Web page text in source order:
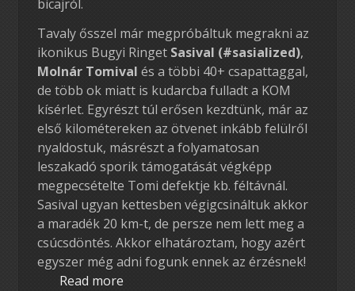
bicajról.
Tavaly ősszel már megpróbáltuk megrakni az
ikonikus Bugyi Ringet Sasival (#sasialized),
Molnár Tomival és a többi 40+ csapattaggal,
de több ok miatt is kudarcba fulladt a KOM
kísérlet. Egyrészt túl erősen kezdtünk, már az
első kilométereken az ötvenet inkább felülről
nyaldostuk, másrészt a folyamatosan
leszakadó sporik támogatását végképp
megpecsételte Tomi defektje kb. féltávnál.
Sasival ugyan kettesben végigcsináltuk akkor
a maradék 20 km-t, de persze nem lett meg a
csúcsdöntés. Akkor elhatároztam, hogy azért
egyszer még adni fogunk ennek az érzésnek!
Read more